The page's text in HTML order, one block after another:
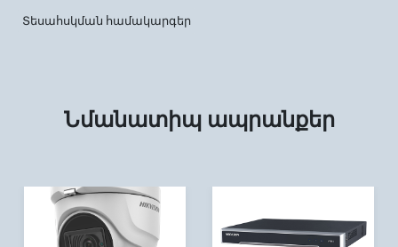
Տեսահսկման համակարգեր
Նմանատիպ ապրանքեր